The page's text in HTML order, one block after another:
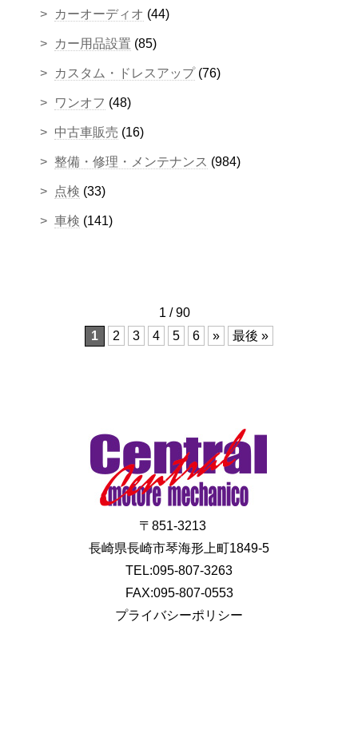
カーオーディオ (44)
カー用品設置 (85)
カスタム・ドレスアップ(76)
ワンオフ (48)
中古車販売 (16)
整備・修理・メンテナンス (984)
点検 (33)
車検 (141)
1 / 90
1
2 3 4 5 6 » 最後 »
〒851-3213
長崎県長崎市琴海形上町1849-5
TEL:095-807-3263
FAX:095-807-0553
プライバシーポリシー